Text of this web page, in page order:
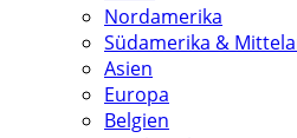
Nordamerika
Südamerika &
Asien
Europa
Belgien